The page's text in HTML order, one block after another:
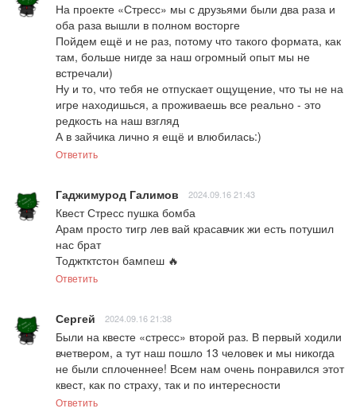
На проекте «Стресс» мы с друзьями были два раза и
оба раза вышли в полном восторге
Пойдем ещё и не раз, потому что такого формата, как
там, больше нигде за наш огромный опыт мы не
встречали)
Ну и то, что тебя не отпускает ощущение, что ты не на
игре находишься, а проживаешь все реально - это
редкость на наш взгляд
А в зайчика лично я ещё и влюбилась:)
Ответить
Гаджимурод Галимов 2024.09.16 21:43
Квест Стресс пушка бомба
Арам просто тигр лев вай красавчик жи есть потушил
нас брат
Тоджтктстон бампеш 🔥
Ответить
Сергей 2024.09.16 21:38
Были на квесте «стресс» второй раз. В первый ходили
вчетвером, а тут наш пошло 13 человек и мы никогда
не были сплоченнее! Всем нам очень понравился этот
квест, как по страху, так и по интересности
Ответить